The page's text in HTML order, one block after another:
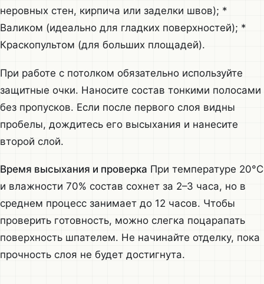
неровных стен, кирпича или заделки швов); *
Валиком (идеально для гладких поверхностей); *
Краскопультом (для больших площадей).
При работе с потолком обязательно используйте
защитные очки. Наносите состав тонкими полосами
без пропусков. Если после первого слоя видны
пробелы, дождитесь его высыхания и нанесите
второй слой.
Время высыхания и проверка При температуре 20°C
и влажности 70% состав сохнет за 2–3 часа, но в
среднем процесс занимает до 12 часов. Чтобы
проверить готовность, можно слегка поцарапать
поверхность шпателем. Не начинайте отделку, пока
прочность слоя не будет достигнута.